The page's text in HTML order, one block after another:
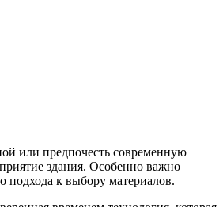
или предпочесть современную
здания. Особенно важно
подхода к выбору материалов.